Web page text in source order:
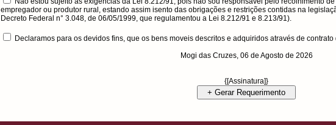
empregador ou produtor rural, estando assim isento das obrigações e restrições contidas na
Decreto Federal n° 3.048, de 06/05/1999, que regulamentou a Lei 8.212/91 e 8.213/91).
Declaramos para os devidos fins, que os bens moveis descritos e adquiridos através de contrato
Mogi das Cruzes, 06 de Agosto de 2026
{[Assinatura]}
+ Gerar Requerimento